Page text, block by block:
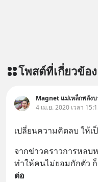
โพสต์ที่เกี่ยวข้อง
Magnet แม่เหล็กพลัง
4 เม.ย. 2020 เวลา
เปลี่ยนความคิดลบ ให้
จากข่าวคราวการหลบ
ทำให้คนไม่ยอมกักตัว ก็
ต่อ